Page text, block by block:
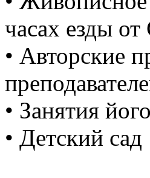
часах езды
• Авторские
• Занятия
• Детский сад